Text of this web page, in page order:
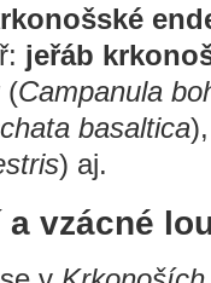
jeřáb
(Campanula
basaltica
) aj.
vzácné